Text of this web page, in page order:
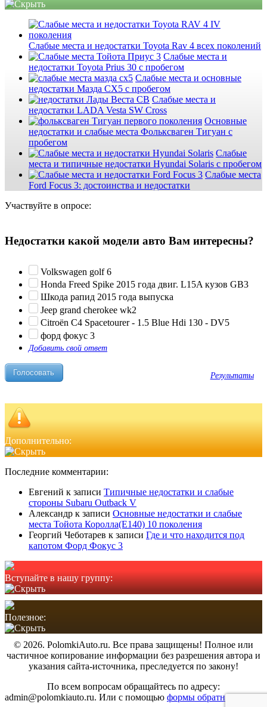
Слабые места и недостатки Toyota Rav 4 всех поколений
Слабые места и
недостатки Toyota Prius 30 с пробегом
Слабые места и основные
недостатки Мазда СХ5 с пробегом
Слабые места и
недостатки LADA Vesta SW Cross
Основные
недостатки и слабые места Фольксваген Тигуан с
пробегом
Слабые
места и типичные недостатки Hyundai Solaris с пробегом
Слабые места
Ford Focus 3: достоинства и недостатки
Участвуйте в опросе:
Недостатки какой модели авто Вам интересны?
Volkswagen golf 6
Honda Freed Spike 2015 года двиг. L15A кузов GB3
Шкода рапид 2015 года выпуска
Jeep grand cherokee wk2
Citroën C4 Spacetourer - 1.5 Blue Hdi 130 - DV5
форд фокус 3
Добавить свой ответ
Результаты
Дополнительно:
Последние комментарии:
Евгений к записи Типичные недостатки и слабые
стороны Subaru Outback V
Александр к записи Основные недостатки и слабые
места Тойота Королла(Е140) 10 поколения
Георгий Чеботарев к записи Где и что находится под
капотом Форд Фокус 3
Вступайте в нашу группу:
Полезное:
© 2026. PolomkiAuto.ru. Все права защищены! Полное или
частичное копирование информации без разрешения автора и
указания сайта-источника, преследуется по закону!
По всем вопросам обращайтесь по адресу:
admin@polomkiauto.ru. Или с помощью формы обратной связи.